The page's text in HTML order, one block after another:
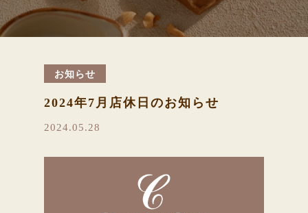
お知らせ
2024年7月店休日のお知らせ
2024.05.28